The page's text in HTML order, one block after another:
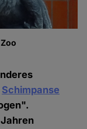
Schimpanse